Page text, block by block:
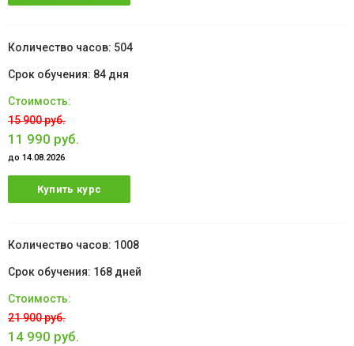
504
84 дня
15 900 руб.
11 990 руб.
до 14.08.2026
Купить курс
1008
168 дней
21 900 руб.
14 990 руб.